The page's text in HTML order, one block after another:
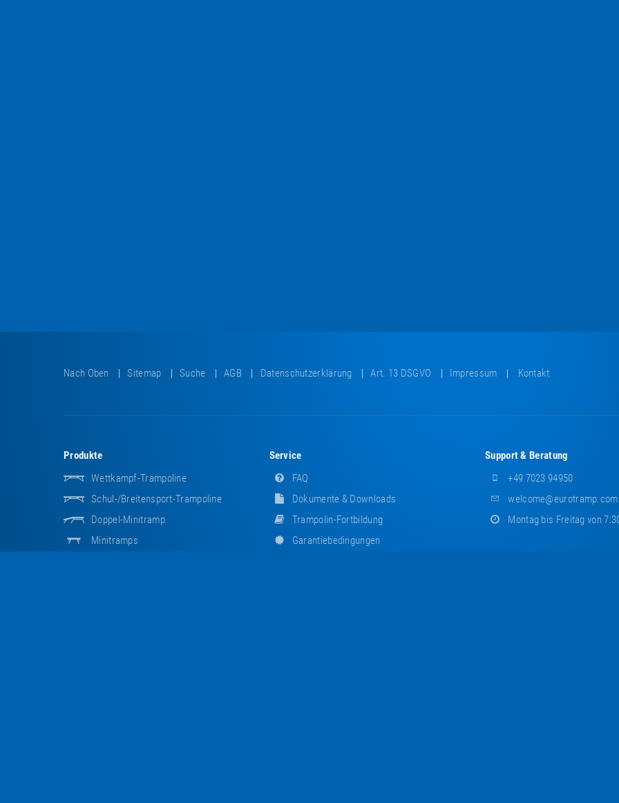
Nach Oben Sitemap Suche AGB Datenschutzerklärung Art. 13 DSGVO Impressum Kontakt
Produkte
Wettkampf-Trampoline
Schul-/Breitensport-Trampoline
Doppel-Minitramp
Minitramps
Service
FAQ
Dokumente & Downloads
Trampolin-Fortbildung
Garantiebedingungen
Support & Beratung
+49 7023 94950
welcome@eurotramp.com
Montag bis Freitag von